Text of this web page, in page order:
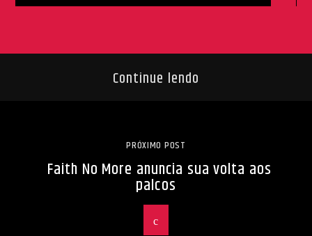
Continue lendo
PRÓXIMO POST
Faith No More anuncia sua volta aos
palcos